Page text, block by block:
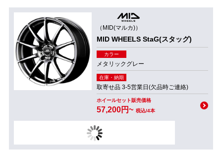
（MID(マルカ)）
MID WHEELS StaG(スタッグ)
カラー
メタリックグレー
在庫・納期
取寄せ品 3-5営業日(欠品時ご連絡)
ホイールセット販売価格
57,200円~ 税込/4本